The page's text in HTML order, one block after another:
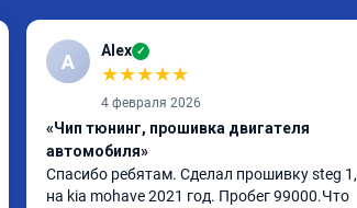
A Alex ✓
★★★★★
4 февраля 2026
«Чип тюнинг, прошивка двигателя
автомобиля»
Спасибо ребятам. Сделал прошивку steg 1,
на kia mohave 2021 год. Пробег 99000.Что